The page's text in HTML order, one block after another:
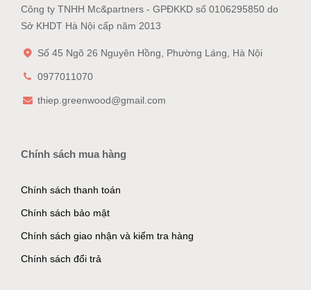
Công ty TNHH Mc&partners - GPĐKKD số 0106295850 do
Sở KHDT Hà Nội cấp năm 2013
Số 45 Ngõ 26 Nguyên Hồng, Phường Láng, Hà Nội
0977011070
thiep.greenwood@gmail.com
Chính sách mua hàng
Chính sách thanh toán
Chính sách bảo mật
Chính sách giao nhận và kiểm tra hàng
Chính sách đổi trả